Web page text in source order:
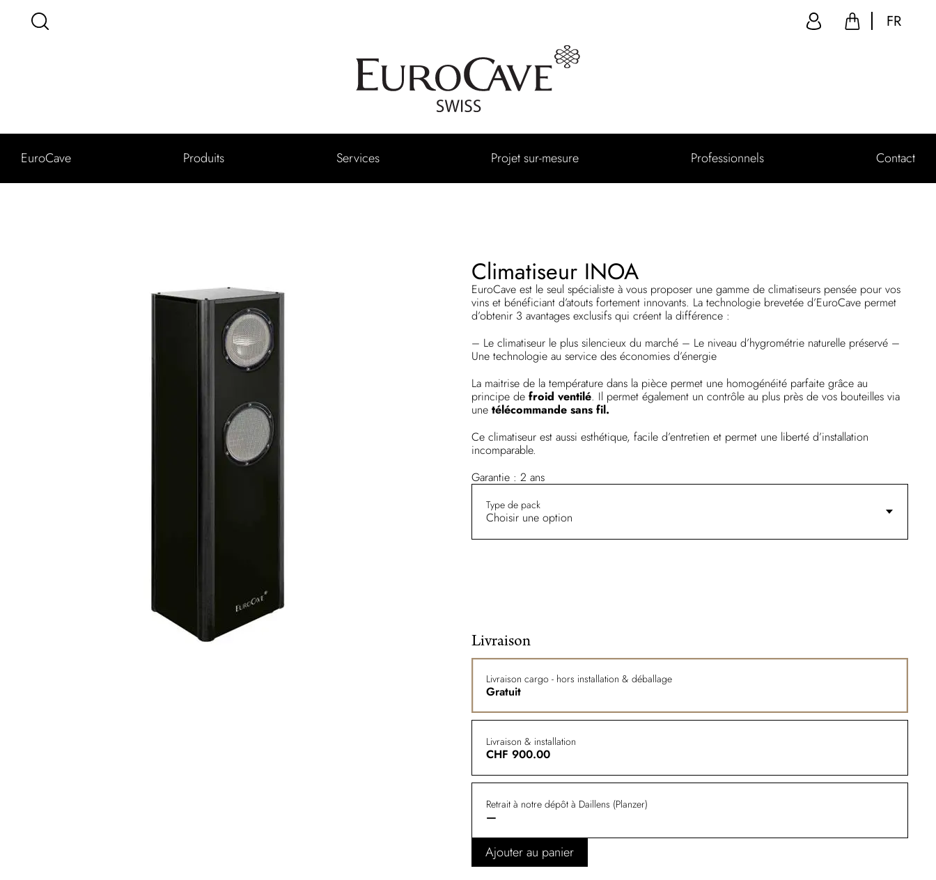
FR
EuroCave Produits Services Projet sur-mesure Professionnels Contact
Climatiseur INOA
EuroCave est le seul spécialiste à vous proposer une gamme de climatiseurs pensée pour vos
vins et bénéficiant d’atouts fortement innovants. La technologie brevetée d’EuroCave permet
d’obtenir 3 avantages exclusifs qui créent la différence :
– Le climatiseur le plus silencieux du marché – Le niveau d’hygrométrie naturelle préservé –
Une technologie au service des économies d’énergie
La maitrise de la température dans la pièce permet une homogénéité parfaite grâce au
principe de froid ventilé. Il permet également un contrôle au plus près de vos bouteilles via
unetélécommande sans fil.
Ce climatiseur est aussi esthétique, facile d’entretien et permet une liberté d’installation
incomparable.
Garantie : 2 ans
Type de pack
Choisir une option
Livraison
Livraison cargo - hors installation & déballage
Gratuit
Livraison & installation
CHF 900.00
Retrait à notre dépôt à Daillens (Planzer)
—
Ajouter au panier